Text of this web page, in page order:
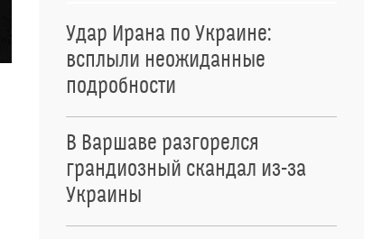
Удар Ирана по Украине:
всплыли неожиданные
подробности
В Варшаве разгорелся
грандиозный скандал из-за
Украины